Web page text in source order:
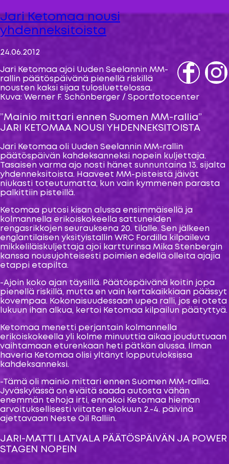
News
Jari Ketomaa nousi
yhdenneksitoista
24.06.2012
Jari Ketomaa ajoi Uuden Seelannin MM-
rallin päätöspäivänä pienellä riskillä
nousten kaksi sijaa tulosluettelossa.
Kuva: Werner F. Schönberger / Sportfotocenter
”Mainio mittari ennen Suomen MM-rallia”
JARI KETOMAA NOUSI YHDENNEKSITOISTA
Jari Ketomaa oli Uuden Seelannin MM-rallin
päätöspäivän kahdeksanneksi nopein kuljettaja.
Tasaisen varma ajo nosti hänet sunnuntaina 13. sijalta
yhdenneksitoista. Haaveet MM-pisteistä jäivät
niukasti toteutumatta, kun vain kymmenen parasta
palkittiin pisteillä.
Ketomaa putosi kisan alussa ensimmäisellä ja
kolmannella erikoiskokeella sattuneiden
rengasrikkojen seurauksena 20. tilalle. Sen jälkeen
englantilaisen yksityistallin WRC Fordilla kilpaileva
mikkeliläiskuljettaja ajoi kartturinsa Mika Stenbergin
kanssa nousujohteisesti poimien edellä olleita ajajia
etappi etapilta.
-Ajoin koko ajan täysillä. Päätöspäivänä koitin jopa
pienellä riskillä, mutta en vain kertakaikkiaan päässyt
kovempaa. Kokonaisuudessaan upea ralli, jos ei oteta
lukuun ihan alkua, kertoi Ketomaa kilpailun päätyttyä.
Ketomaa menetti perjantain kolmannella
erikoiskokeella yli kolme minuuttia aikaa jouduttuaan
vaihtamaan eturenkaan heti pätkän alussa. Ilman
haveria Ketomaa olisi yltänyt lopputuloksissa
kahdeksanneksi.
-Tämä oli mainio mittari ennen Suomen MM-rallia.
Jyväskylässä on eväitä saada autosta vähän
enemmän tehoja irti, ennakoi Ketomaa hieman
arvoituksellisesti viitaten elokuun 2.-4. päivinä
ajettavaan Neste Oil Ralliin.
JARI-MATTI LATVALA PÄÄTÖSPÄIVÄN JA POWER
STAGEN NOPEIN